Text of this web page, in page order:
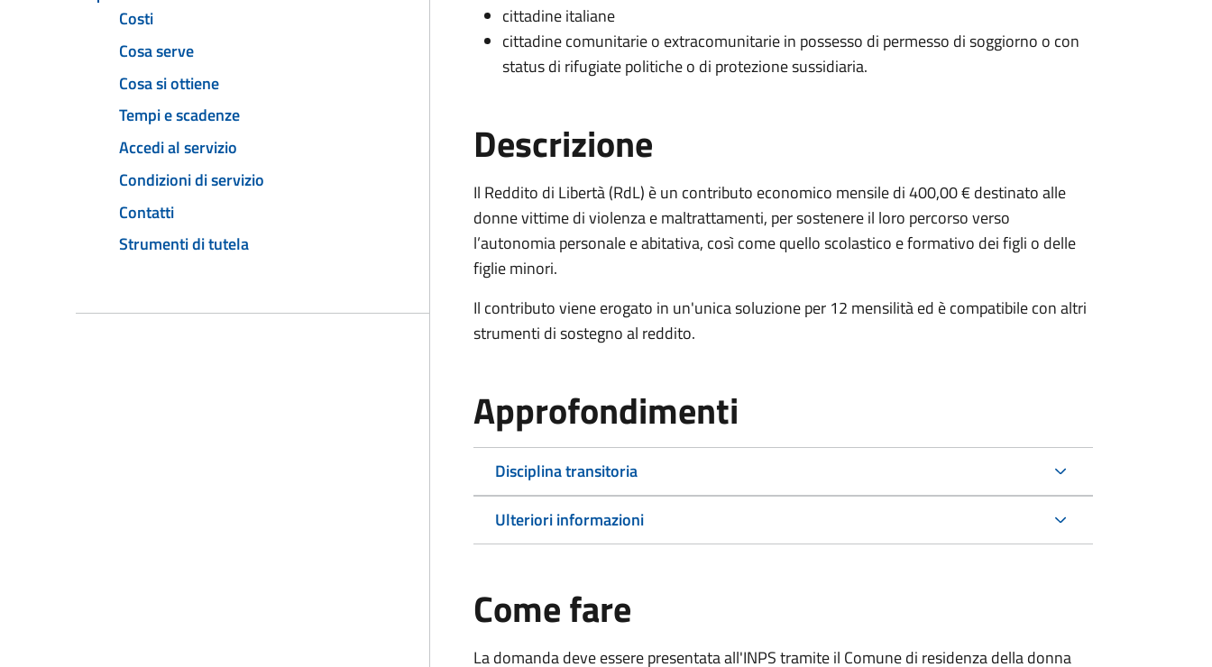
Costi
Cosa serve
Cosa si ottiene
Tempi e scadenze
Accedi al servizio
Condizioni di servizio
Contatti
Strumenti di tutela
cittadine italiane
cittadine comunitarie o extracomunitarie in possesso di permesso di soggiorno o con
status di rifugiate politiche o di protezione sussidiaria.
Descrizione
Il Reddito di Libertà (RdL) è un contributo economico mensile di 400,00 € destinato alle
donne vittime di violenza e maltrattamenti, per sostenere il loro percorso verso
l’autonomia personale e abitativa, così come quello scolastico e formativo dei figli o delle
figlie minori.
Il contributo viene erogato in un'unica soluzione per 12 mensilità ed è compatibile con altri
strumenti di sostegno al reddito.
Approfondimenti
Disciplina transitoria
Ulteriori informazioni
Come fare
La domanda deve essere presentata all'INPS tramite il Comune di residenza della donna